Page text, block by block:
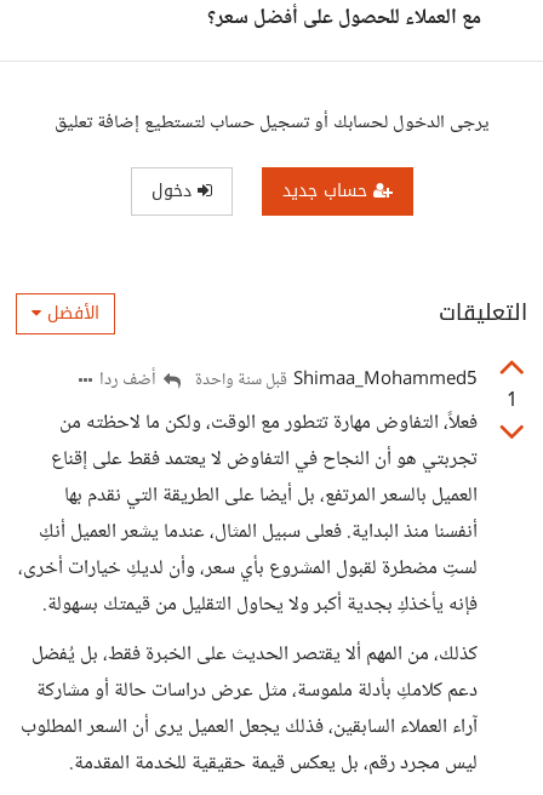
مع العملاء للحصول على أفضل سعر؟
يرجى الدخول لحسابك أو تسجيل حساب لتستطيع إضافة تعليق
حساب جديد دخول
التعليقات الأفضل
1
Shimaa_Mohammed5 قبل سنة واحدة أضف ردا
فعلاً، التفاوض مهارة تتطور مع الوقت، ولكن ما لاحظته من
تجربتي هو أن النجاح في التفاوض لا يعتمد فقط على إقناع
العميل بالسعر المرتفع، بل أيضا على الطريقة التي نقدم بها
أنفسنا منذ البداية. فعلى سبيل المثال، عندما يشعر العميل أنكِ
لستِ مضطرة لقبول المشروع بأي سعر، وأن لديكِ خيارات أخرى،
فإنه يأخذكِ بجدية أكبر ولا يحاول التقليل من قيمتك بسهولة.
كذلك، من المهم ألا يقتصر الحديث على الخبرة فقط، بل يُفضل
دعم كلامكِ بأدلة ملموسة، مثل عرض دراسات حالة أو مشاركة
آراء العملاء السابقين، فذلك يجعل العميل يرى أن السعر المطلوب
ليس مجرد رقم، بل يعكس قيمة حقيقية للخدمة المقدمة.